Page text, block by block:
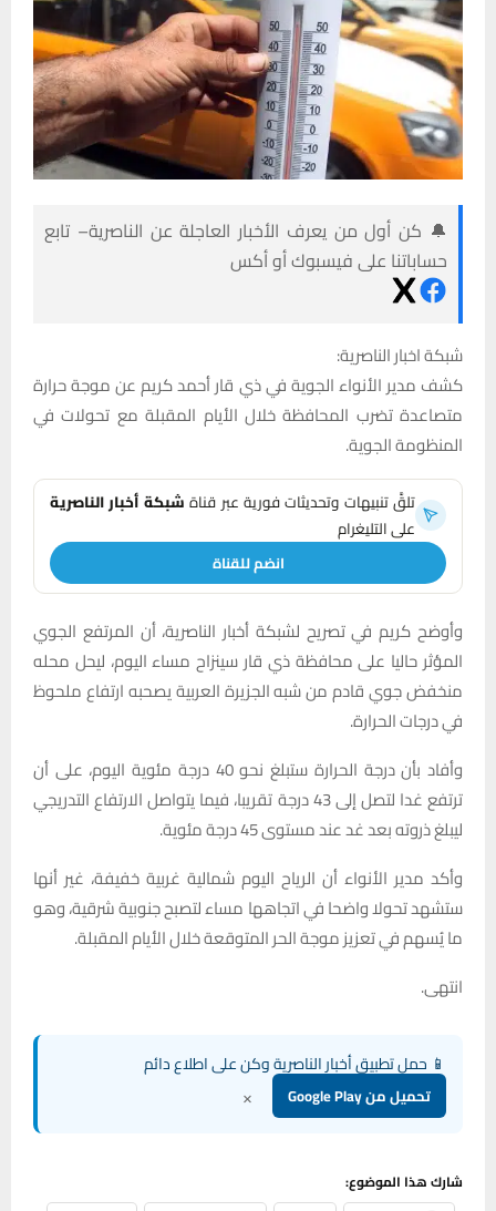
🔔 كن أول من يعرف الأخبار العاجلة عن الناصرية– تابع
حساباتنا على فيسبوك أو أكس
شبكة اخبار الناصرية:
كشف مدير الأنواء الجوية في ذي قار أحمد كريم عن موجة حرارة
متصاعدة تضرب المحافظة خلال الأيام المقبلة مع تحولات في
المنظومة الجوية.
تلقَّ تنبيهات وتحديثات فورية عبر قناةشبكة أخبار الناصرية
على التليغرام
انضم للقناة
وأوضح كريم في تصريح لشبكة أخبار الناصرية، أن المرتفع الجوي
المؤثر حاليا على محافظة ذي قار سينزاح مساء اليوم، ليحل محله
منخفض جوي قادم من شبه الجزيرة العربية يصحبه ارتفاع ملحوظ
في درجات الحرارة.
وأفاد بأن درجة الحرارة ستبلغ نحو 40 درجة مئوية اليوم، على أن
ترتفع غدا لتصل إلى 43 درجة تقريبا، فيما يتواصل الارتفاع التدريجي
ليبلغ ذروته بعد غد عند مستوى 45 درجة مئوية.
وأكد مدير الأنواء أن الرياح اليوم شمالية غربية خفيفة، غير أنها
ستشهد تحولا واضحا في اتجاهها مساء لتصبح جنوبية شرقية، وهو
ما يُسهم في تعزيز موجة الحر المتوقعة خلال الأيام المقبلة.
انتهى.
📱 حمل تطبيق أخبار الناصرية وكن على اطلاع دائم
تحميل من Google Play ×
شارك هذا الموضوع: